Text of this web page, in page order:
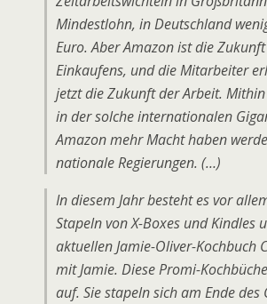
Mindestlohn, in Deutschland
Euro. Aber Amazon ist die
Einkaufens, und die Mitarbeiter
jetzt die Zukunft der Arbeit.
in der solche internationalen
Amazon mehr Macht haben
nationale Regierungen. (…)
In diesem Jahr besteht es vor
Stapeln von X-Boxes und Kindles
aktuellen Jamie-Oliver-Kochbuch
mit Jamie. Diese Promi-
auf. Sie stapeln sich am Ende des